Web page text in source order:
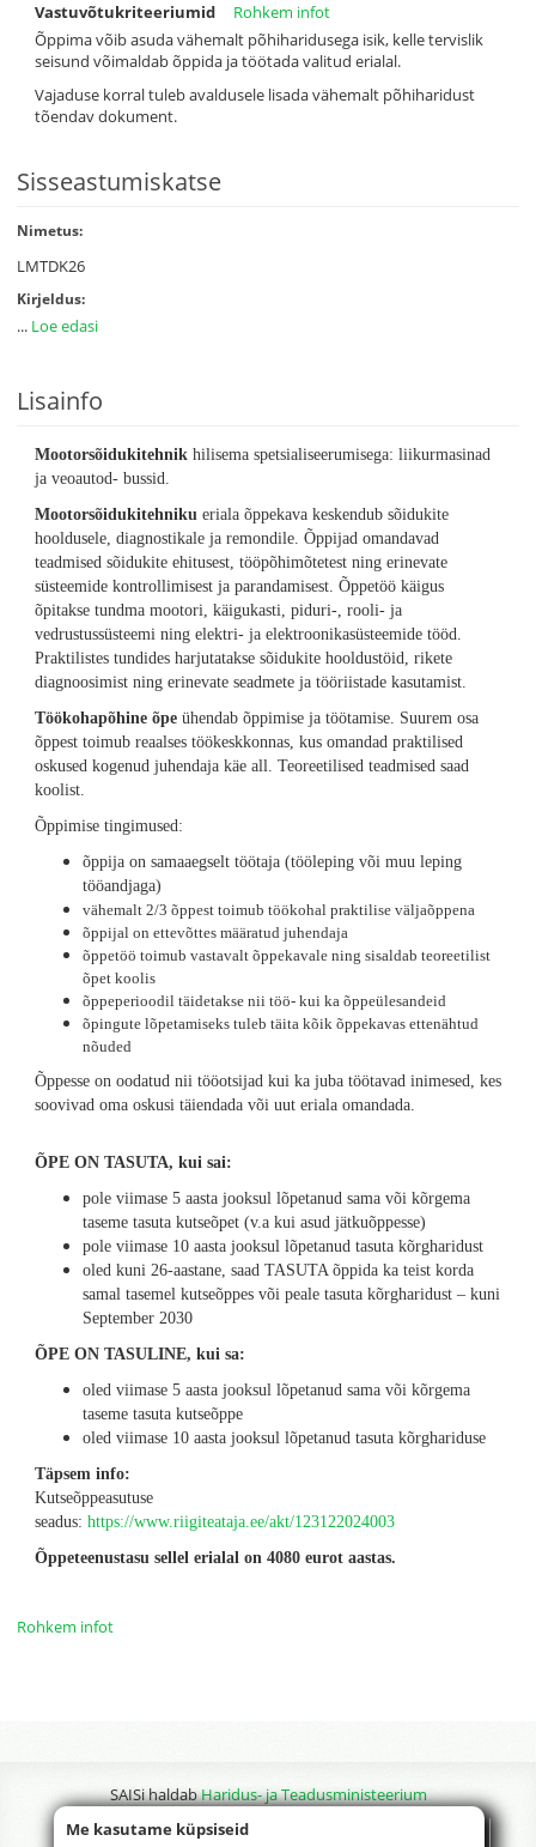
Vastuvõtukriteeriumid
Õppima võib asuda vähemalt põhiharidusega isik, kelle tervislik
seisund võimaldab õppida ja töötada valitud erialal.
Vajaduse korral tuleb avaldusele lisada vähemalt põhiharidust
tõendav dokument.
Rohkem infot
Sisseastumiskatse
Nimetus:
LMTDK26
Kirjeldus:
... Loe edasi
Lisainfo
Mootorsõidukitehnik hilisema spetsialiseerumisega: liikurmasinad
ja veoautod- bussid.
Mootorsõidukitehniku eriala õppekava keskendub sõidukite
hooldusele, diagnostikale ja remondile. Õppijad omandavad
teadmised sõidukite ehitusest, tööpõhimõtetest ning erinevate
süsteemide kontrollimisest ja parandamisest. Õppetöö käigus
õpitakse tundma mootori, käigukasti, piduri-, rooli- ja
vedrustussüsteemi ning elektri- ja elektroonikasüsteemide tööd.
Praktilistes tundides harjutatakse sõidukite hooldustöid, rikete
diagnoosimist ning erinevate seadmete ja tööriistade kasutamist.
Töökohapõhine õpe ühendab õppimise ja töötamise. Suurem osa
õppest toimub reaalses töökeskkonnas, kus omandad praktilised
oskused kogenud juhendaja käe all. Teoreetilised teadmised saad
koolist.
Õppimise tingimused:
õppija on samaaegselt töötaja (tööleping või muu leping
tööandjaga)
vähemalt 2/3 õppest toimub töökohal praktilise väljaõppena
õppijal on ettevõttes määratud juhendaja
õppetöö toimub vastavalt õppekavale ning sisaldab teoreetilist
õpet koolis
õppeperioodil täidetakse nii töö- kui ka õppeülesandeid
õpingute lõpetamiseks tuleb täita kõik õppekavas ettenähtud
nõuded
Õppesse on oodatud nii tööotsijad kui ka juba töötavad inimesed, kes
soovivad oma oskusi täiendada või uut eriala omandada.
ÕPE ON TASUTA, kui sai:
pole viimase 5 aasta jooksul lõpetanud sama või kõrgema
taseme tasuta kutseõpet (v.a kui asud jätkuõppesse)
pole viimase 10 aasta jooksul lõpetanud tasuta kõrgharidust
oled kuni 26-aastane, saad TASUTA õppida ka teist korda
samal tasemel kutseõppes või peale tasuta kõrgharidust – kuni
September 2030
ÕPE ON TASULINE, kui sa:
oled viimase 5 aasta jooksul lõpetanud sama või kõrgema
taseme tasuta kutseõppe
oled viimase 10 aasta jooksul lõpetanud tasuta kõrghariduse
Täpsem info:
Kutseõppeasutuse
seadus: https://www.riigiteataja.ee/akt/123122024003
Õppeteenustasu sellel erialal on 4080 eurot aastas.
Rohkem infot
Me kasutame küpsiseid
SAISi haldabHaridus- ja Teadusministeerium